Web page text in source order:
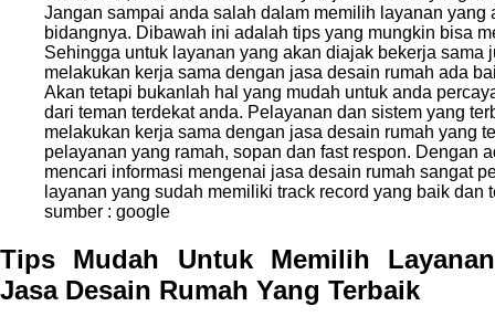
sumber : google
Tips Mudah Untuk Memilih Layanan
Jasa Desain Rumah Yang Terbaik